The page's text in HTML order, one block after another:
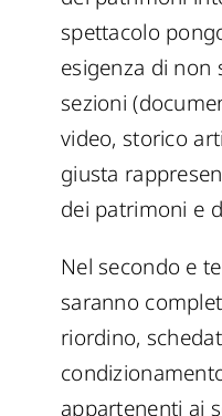
spettacolo
esigenza di non
sezioni
video, storico
giusta
dei patrimoni e
Nel secondo e
saranno
riordino,
appartenenti ai